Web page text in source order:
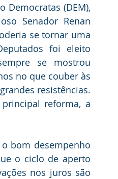
Democratas (DEM),
Senador Renan
se tornar uma
foi eleito
se mostrou
no que couber às
resistências.
reforma, a
bom desempenho
o ciclo de aperto
nos juros são